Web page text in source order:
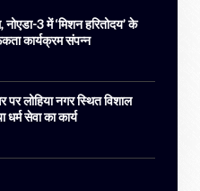
3 में ‘मिशन हरितोदय’ के
कार्यक्रम संपन्न
लोहिया नगर स्थित विशाल
सेवा का कार्य